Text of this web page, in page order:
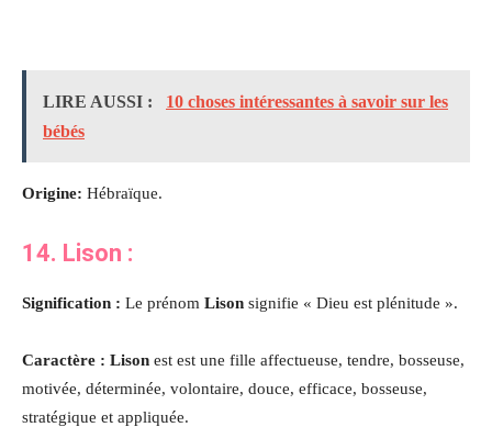
LIRE AUSSI :
10 choses intéressantes à savoir sur les
bébés
Origine: Hébraïque.
14. Lison :
Signification : Le prénom Lison signifie « Dieu est plénitude ».
Caractère : Lison est est une fille affectueuse, tendre, bosseuse,
motivée, déterminée, volontaire, douce, efficace, bosseuse,
stratégique et appliquée.